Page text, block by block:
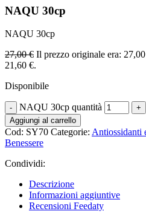
NAQU 30cp
NAQU 30cp
27,00€ Il prezzo originale era:
21,60 €.
Disponibile
NAQU 30cp quantità
Aggiungi al carrello
Cod: SY70 Categorie: Antiossidanti
Benessere
Condividi:
Descrizione
Informazioni aggiuntive
Recensioni Feedaty